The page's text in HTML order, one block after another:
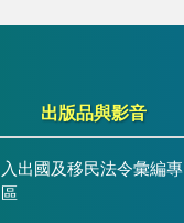
出版品與影音
入出國及移民法令彙編專
區